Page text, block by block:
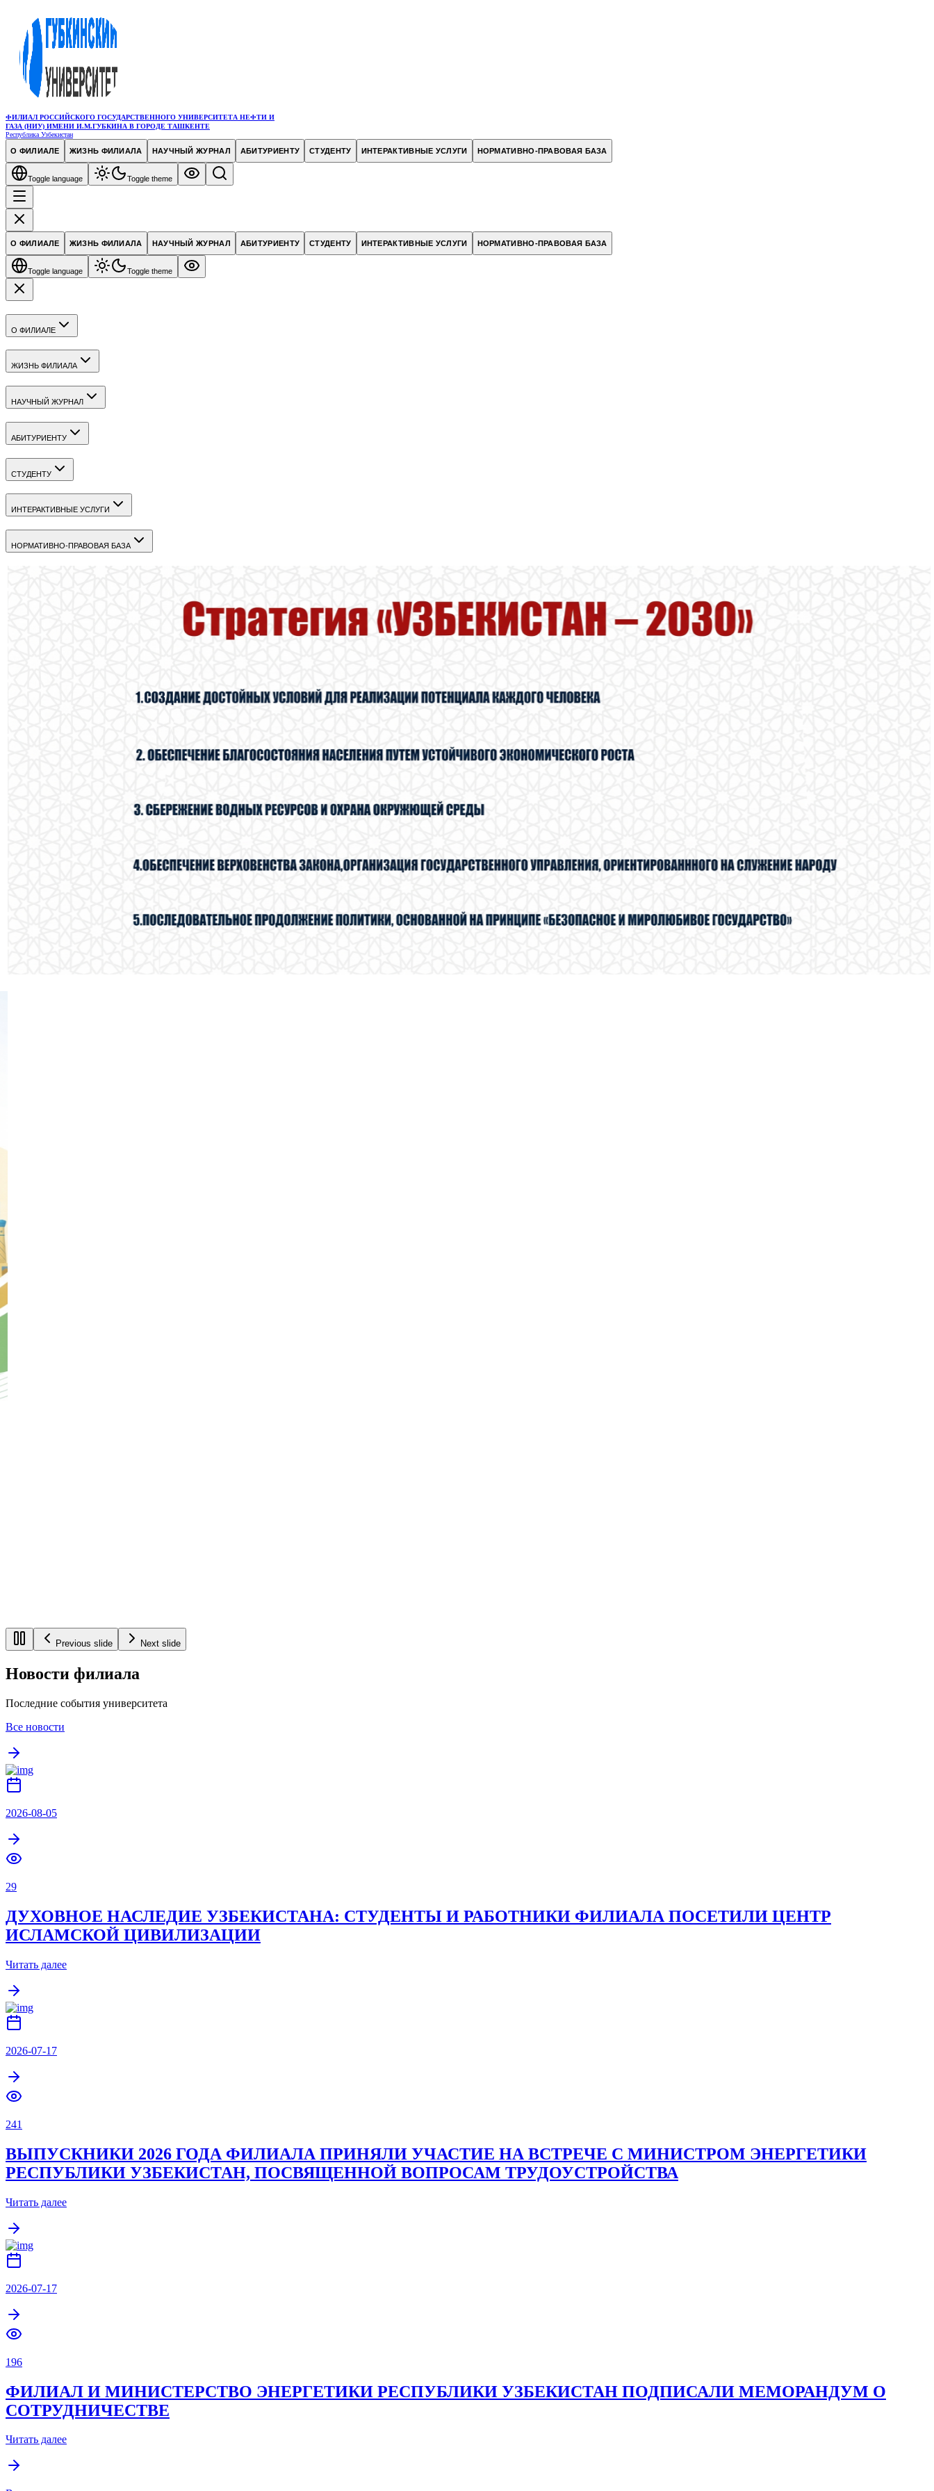
ФИЛИАЛ РОССИЙСКОГО ГОСУДАРСТВЕННОГО УНИВЕРСИТЕТА НЕФТИ И
ГАЗА (НИУ) ИМЕНИ И.М.ГУБКИНА В ГОРОДЕ ТАШКЕНТЕ
Республика Узбекистан
О ФИЛИАЛЕ ЖИЗНЬ ФИЛИАЛА НАУЧНЫЙ ЖУРНАЛ АБИТУРИЕНТУ СТУДЕНТУ ИНТЕРАКТИВНЫЕ УСЛУГИ НОРМАТИВНО-ПРАВОВАЯ БАЗА
Toggle language Toggle theme
О ФИЛИАЛЕ ЖИЗНЬ ФИЛИАЛА НАУЧНЫЙ ЖУРНАЛ АБИТУРИЕНТУ СТУДЕНТУ ИНТЕРАКТИВНЫЕ УСЛУГИ НОРМАТИВНО-ПРАВОВАЯ БАЗА
Toggle language Toggle theme
О ФИЛИАЛЕ
ЖИЗНЬ ФИЛИАЛА
НАУЧНЫЙ ЖУРНАЛ
АБИТУРИЕНТУ
СТУДЕНТУ
ИНТЕРАКТИВНЫЕ УСЛУГИ
НОРМАТИВНО-ПРАВОВАЯ БАЗА
Previous slide Next slide
Новости филиала
Последние события университета
Все новости
2026-08-05
29
ДУХОВНОЕ НАСЛЕДИЕ УЗБЕКИСТАНА: СТУДЕНТЫ И РАБОТНИКИ ФИЛИАЛА ПОСЕТИЛИ ЦЕНТР
ИСЛАМСКОЙ ЦИВИЛИЗАЦИИ
Читать далее
2026-07-17
241
ВЫПУСКНИКИ 2026 ГОДА ФИЛИАЛА ПРИНЯЛИ УЧАСТИЕ НА ВСТРЕЧЕ С МИНИСТРОМ ЭНЕРГЕТИКИ
РЕСПУБЛИКИ УЗБЕКИСТАН, ПОСВЯЩЕННОЙ ВОПРОСАМ ТРУДОУСТРОЙСТВА
Читать далее
2026-07-17
196
ФИЛИАЛ И МИНИСТЕРСТВО ЭНЕРГЕТИКИ РЕСПУБЛИКИ УЗБЕКИСТАН ПОДПИСАЛИ МЕМОРАНДУМ О
СОТРУДНИЧЕСТВЕ
Читать далее